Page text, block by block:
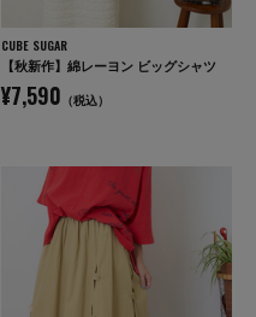
CUBE SUGAR
【秋新作】綿レーヨン ビッグシャツ
¥7,590 （税込）